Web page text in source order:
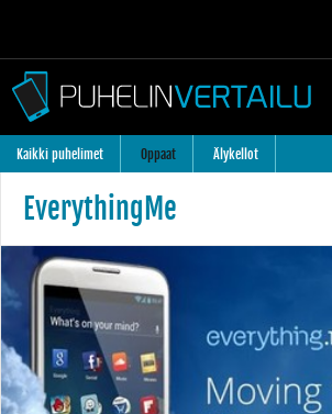
Kaikki puhelimet Oppaat Älykellot
EverythingMe